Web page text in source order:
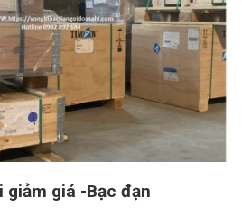
giảm giá -Bạc đạn